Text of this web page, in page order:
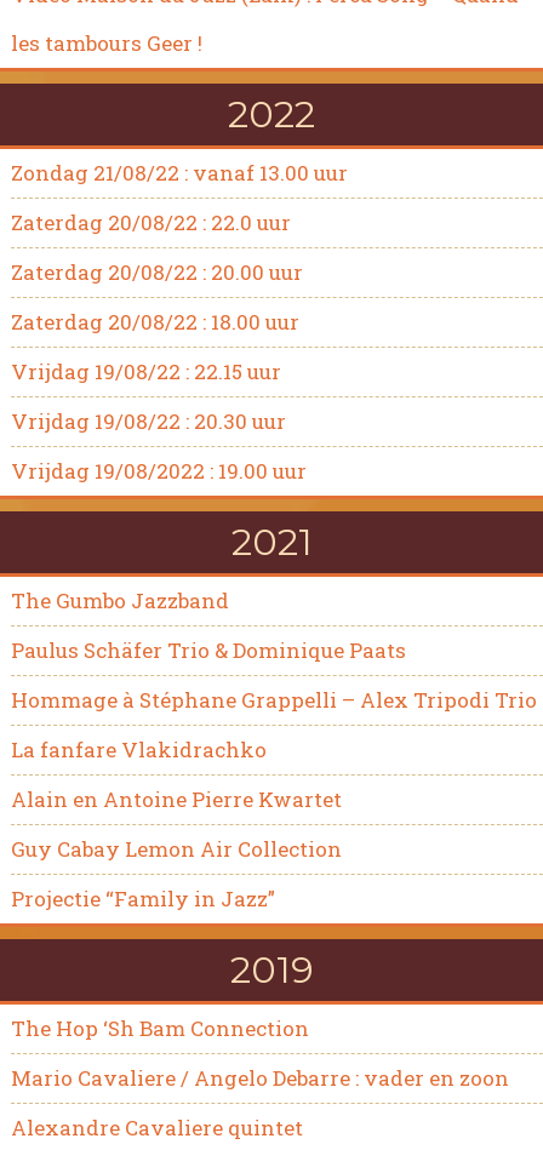
les tambours Geer !
2022
Zondag 21/08/22 : vanaf 13.00 uur
Zaterdag 20/08/22 : 22.0 uur
Zaterdag 20/08/22 : 20.00 uur
Zaterdag 20/08/22 : 18.00 uur
Vrijdag 19/08/22 : 22.15 uur
Vrijdag 19/08/22 : 20.30 uur
Vrijdag 19/08/2022 : 19.00 uur
2021
The Gumbo Jazzband
Paulus Schäfer Trio & Dominique Paats
Hommage à Stéphane Grappelli – Alex Tripodi Trio
La fanfare Vlakidrachko
Alain en Antoine Pierre Kwartet
Guy Cabay Lemon Air Collection
Projectie “Family in Jazz”
2019
The Hop ‘Sh Bam Connection
Mario Cavaliere / Angelo Debarre : vader en zoon
Alexandre Cavaliere quintet